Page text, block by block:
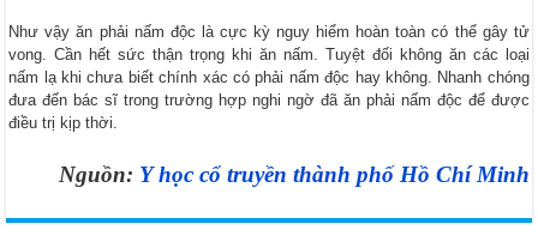
Như vậy ăn phải nấm độc là cực kỳ nguy hiểm hoàn toàn có thể gây tử
vong. Cần hết sức thận trọng khi ăn nấm. Tuyệt đối không ăn các loại
nấm lạ khi chưa biết chính xác có phải nấm độc hay không. Nhanh chóng
đưa đến bác sĩ trong trường hợp nghi ngờ đã ăn phải nấm độc để được
điều trị kịp thời.
Nguồn: Y học cổ truyền thành phố Hồ Chí Minh